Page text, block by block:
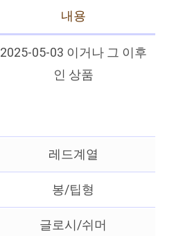
내용
2025-05-03 이거나 그 이후
인 상품
레드계열
봉/팁형
글로시/쉬머